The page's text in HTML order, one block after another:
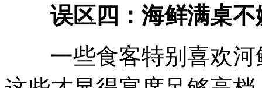
误区四：海鲜满桌不
一些食客特别喜欢河